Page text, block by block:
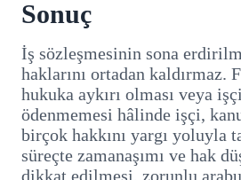
Sonuç
İş sözleşmesinin sona
haklarını ortadan kaldırmaz.
hukuka aykırı olması veya
ödenmemesi hâlinde işçi,
birçok hakkını yargı yoluyla
süreçte zamanaşımı ve hak
dikkat edilmesi, zorunlu